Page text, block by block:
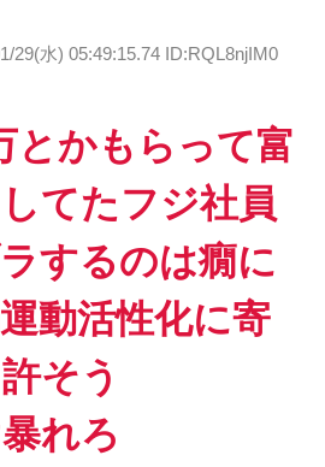
29(水) 05:49:15.74 ID:RQL8njIM0
とかもらって富
てたフジ社員
するのは癇に
動活性化に寄
そう
れろ